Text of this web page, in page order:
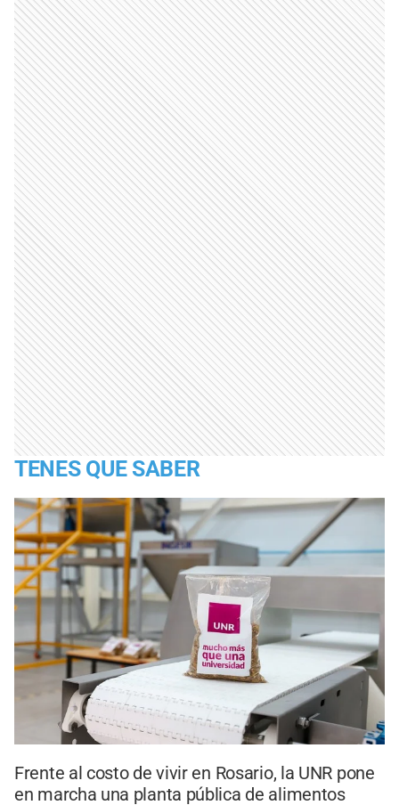
TENES QUE SABER
Frente al costo de vivir en Rosario, la UNR pone
en marcha una planta pública de alimentos